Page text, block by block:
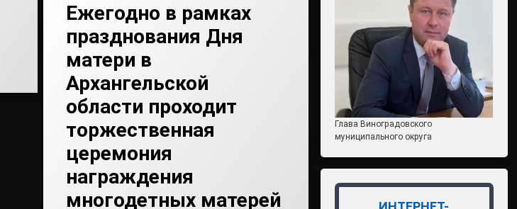
Ежегодно в рамках
празднования Дня
матери в
Архангельской
области проходит
торжественная
церемония
награждения
многодетных матерей
Глава Виноградовского
муниципального округа